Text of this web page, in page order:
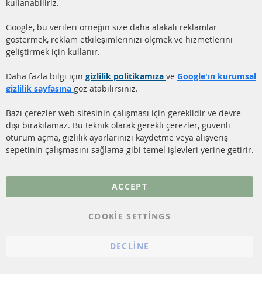
(DPF)
DİZEL PARTİKÜL FİLTRESİ
KATALİZÖR (KAT)
SSS
Hakkımızda
Gönderim ücreti
Daha fazla link
Veri koruma
Genel Çalışma Koşulları
kullanabiliriz.
Google, bu verileri örneğin size daha alakalı reklamlar
göstermek, reklam etkileşimlerinizi ölçmek ve hizmetlerini
geliştirmek için kullanır.
Daha fazla bilgi için gizlilik politikamıza ve Google'ın kurumsal
gizlilik sayfasına göz atabilirsiniz.
Bazı çerezler web sitesinin çalışması için gereklidir ve devre
dışı bırakılamaz. Bu teknik olarak gerekli çerezler, güvenli
oturum açma, gizlilik ayarlarınızı kaydetme veya alışveriş
sepetinin çalışmasını sağlama gibi temel işlevleri yerine getirir.
ACCEPT
COOKIE SETTINGS
DECLINE